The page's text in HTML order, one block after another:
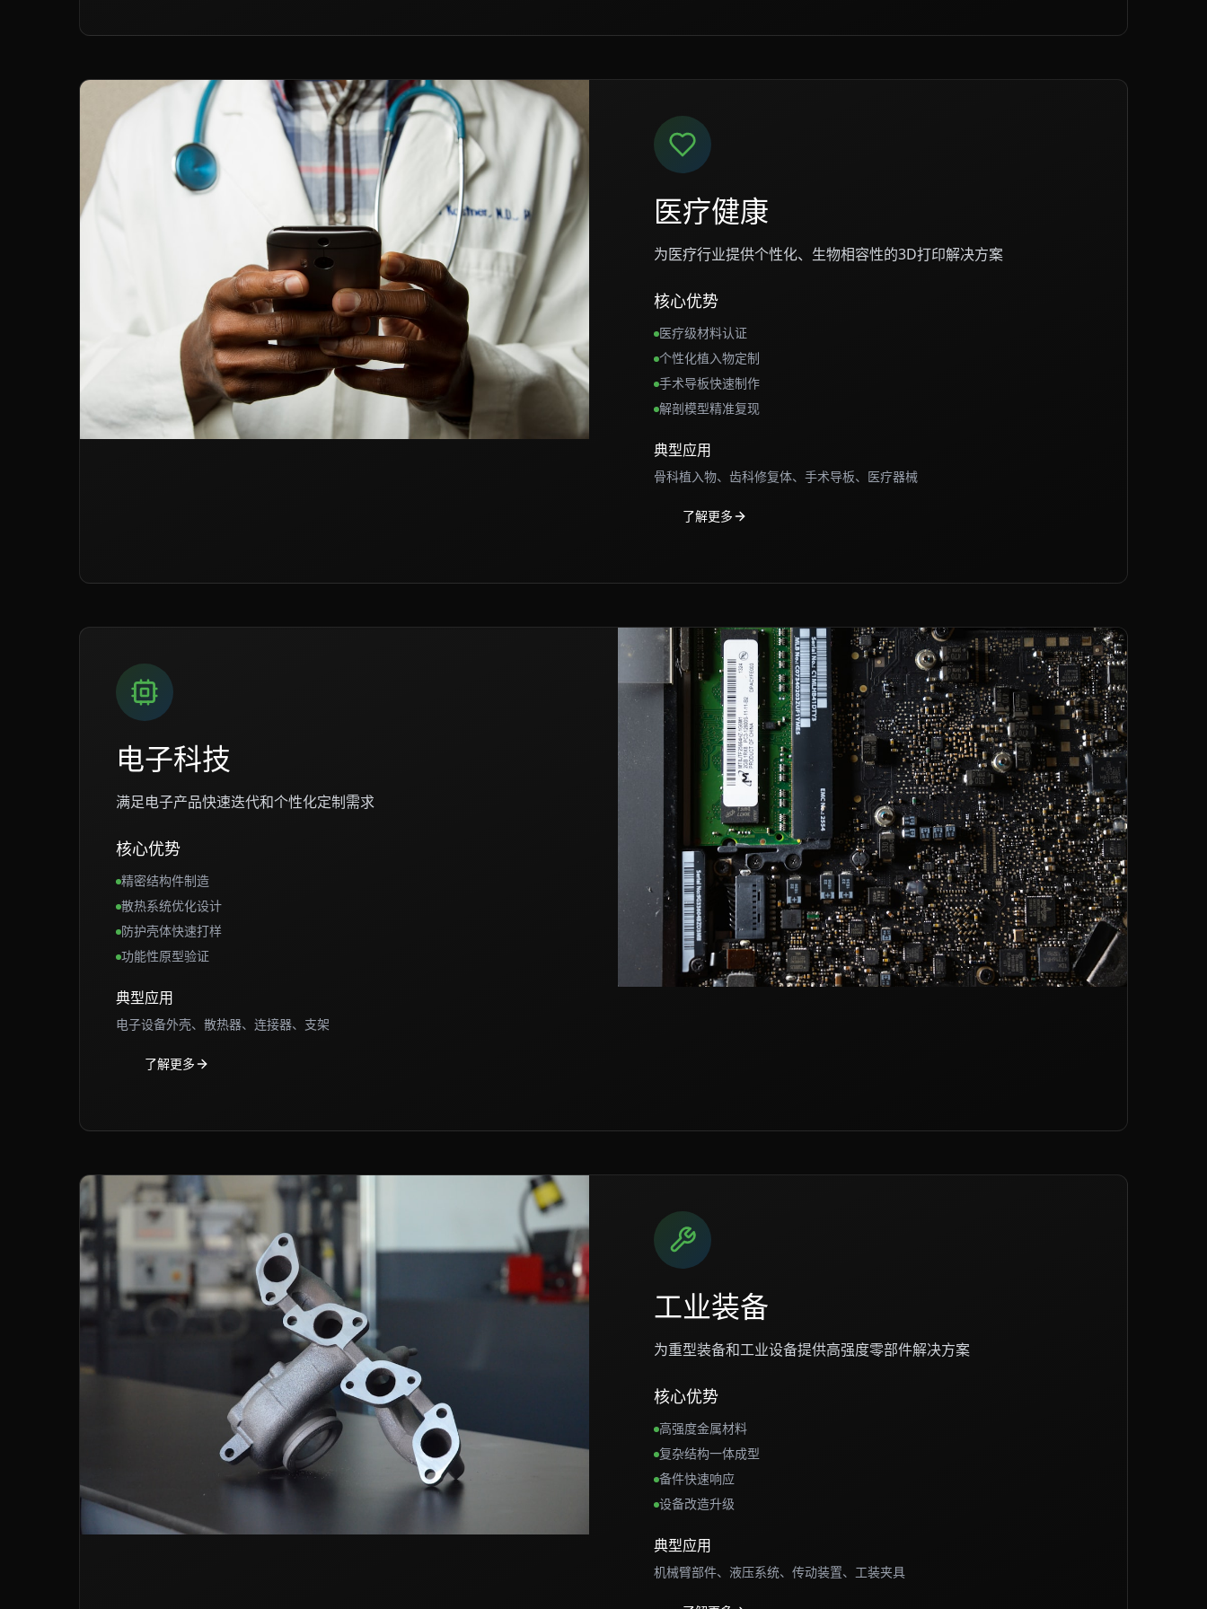
医疗健康
为医疗行业提供个性化、生物相容性的3D打印解决方案
核心优势
医疗级材料认证
个性化植入物定制
手术导板快速制作
解剖模型精准复现
典型应用
骨科植入物、齿科修复体、手术导板、医疗器械
了解更多
电子科技
满足电子产品快速迭代和个性化定制需求
核心优势
精密结构件制造
散热系统优化设计
防护壳体快速打样
功能性原型验证
典型应用
电子设备外壳、散热器、连接器、支架
了解更多
工业装备
为重型装备和工业设备提供高强度零部件解决方案
核心优势
高强度金属材料
复杂结构一体成型
备件快速响应
设备改造升级
典型应用
机械臂部件、液压系统、传动装置、工装夹具